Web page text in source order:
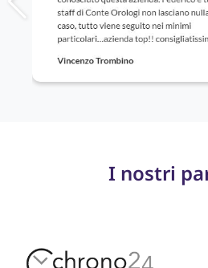
I nostri